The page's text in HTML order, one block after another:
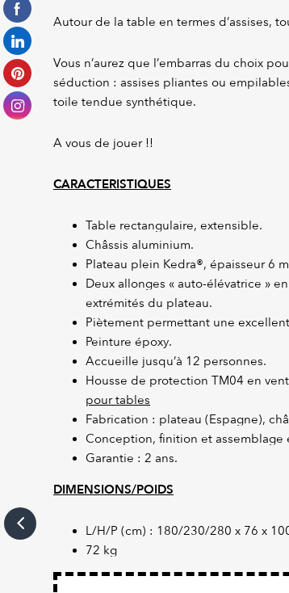
Autour de la table en termes d’assises,
Vous n’aurez que l’embarras du choix
séduction : assises pliantes ou
toile tendue synthétique.
A vous de jouer !!
CARACTERISTIQUES
Table rectangulaire, extensible.
Châssis aluminium.
Plateau plein Kedra®, épaisseur 6
Deux allonges « auto-élévatrice »
extrémités du plateau.
Piètement permettant une
Peinture époxy.
Accueille jusqu’à 12 personnes.
Housse de protection TM04 en
pour tables
Fabrication : plateau (Espagne),
Conception, finition et assemblage
Garantie : 2 ans.
DIMENSIONS/POIDS
L/H/P (cm) : 180/230/280 x 76 x
72 kg